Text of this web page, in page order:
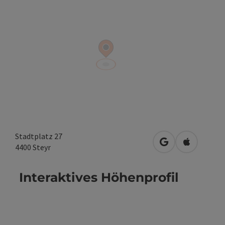
Stadtplatz 27
4400 Steyr in Google Maps
in Apple
Interaktives Höhenprofil